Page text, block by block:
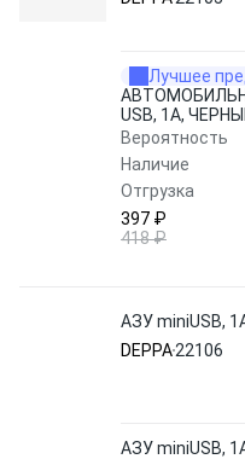
Лучшее
USB, 1А,
Вероятность
Наличие
Отгрузка
397 ₽
418 ₽
АЗУ miniUSB,
DEPPA22106
АЗУ miniUSB,